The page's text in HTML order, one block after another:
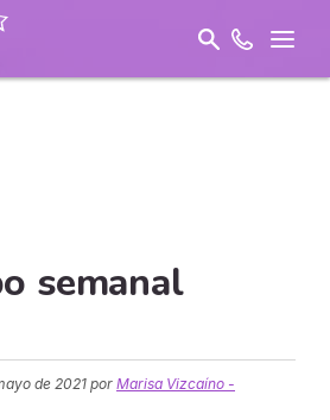
semanal
de 2021 por Marisa Vizcaíno -